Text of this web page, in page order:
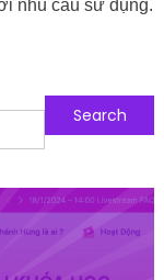
nhu cầu sử dụng.